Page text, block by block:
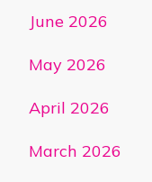
June 2026
May 2026
April 2026
March 2026